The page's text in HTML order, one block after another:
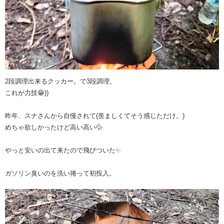
2段調理出来るクッカー。で3段調理。
これが力技😁))
昨年、スナさんから自慢されて(羨ましくてそう感じただけ。)
めちゃ欲しかったけど高い高い💦
やっと安いの出て来たので飛びついた✨
ガソリン臭いのを洗い捲って初投入。